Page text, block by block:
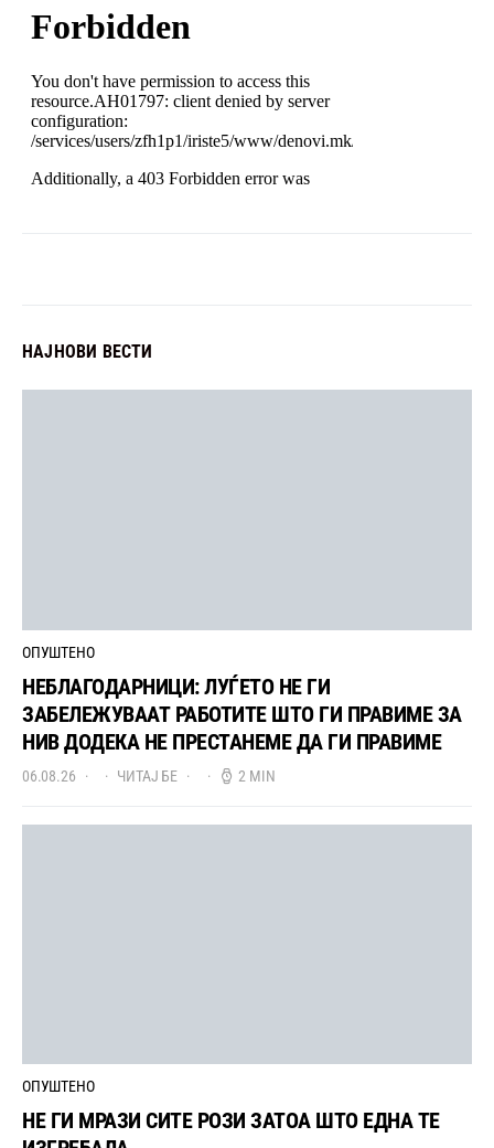
НАЈНОВИ ВЕСТИ
ОПУШТЕНО
НЕБЛАГОДАРНИЦИ: ЛУЃЕТО НЕ ГИ
ЗАБЕЛЕЖУВААТ РАБОТИТЕ ШТО ГИ ПРАВИМЕ ЗА
НИВ ДОДЕКА НЕ ПРЕСТАНЕМЕ ДА ГИ ПРАВИМЕ
06.08.26 ЧИТАЈ БЕ 2 MIN
ОПУШТЕНО
НЕ ГИ МРАЗИ СИТЕ РОЗИ ЗАТОА ШТО ЕДНА ТЕ